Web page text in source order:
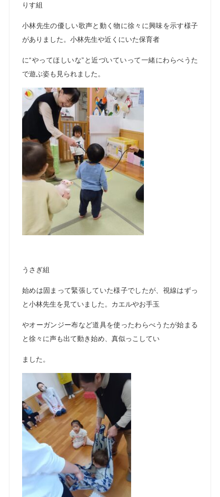
りす組
小林先生の優しい歌声と動く物に徐々に興味を示す様子
がありました。小林先生や近くにいた保育者
に“やってほしいな”と近づいていって一緒にわらべうた
で遊ぶ姿も見られました。
うさぎ組
始めは固まって緊張していた様子でしたが、視線はずっ
と小林先生を見ていました。カエルやお手玉
やオーガンジー布など道具を使ったわらべうたが始まる
と徐々に声も出て動き始め、真似っこしてい
ました。